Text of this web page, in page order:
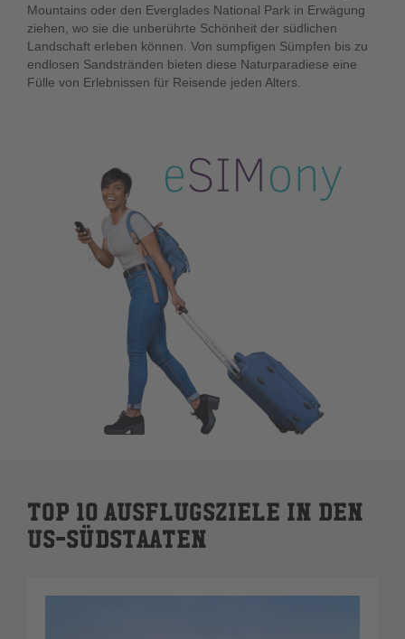
Mountains oder den Everglades National Park in Erwägung
ziehen, wo sie die unberührte Schönheit der südlichen
Landschaft erleben können. Von sumpfigen Sümpfen bis zu
endlosen Sandstränden bieten diese Naturparadiese eine
Fülle von Erlebnissen für Reisende jeden Alters.
Top 10 Ausflugsziele in den
US-Südstaaten